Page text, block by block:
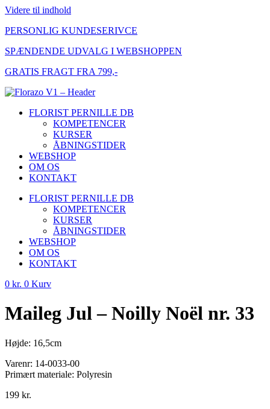
Videre til indhold
PERSONLIG KUNDESERIVCE
SPÆNDENDE UDVALG I WEBSHOPPEN
GRATIS FRAGT FRA 799,-
FLORIST PERNILLE DB
KOMPETENCER
KURSER
ÅBNINGSTIDER
WEBSHOP
OM OS
KONTAKT
FLORIST PERNILLE DB
KOMPETENCER
KURSER
ÅBNINGSTIDER
WEBSHOP
OM OS
KONTAKT
0 kr. 0 Kurv
Maileg Jul – Noilly Noël nr. 33
Højde: 16,5cm
Varenr: 14-0033-00
Primært materiale: Polyresin
199 kr.